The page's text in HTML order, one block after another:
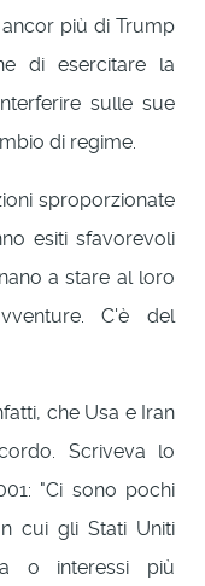
più di Trump
di esercitare la
sulle sue
di regime.
sproporzionate
esiti sfavorevoli
a stare al loro
C'è del
che Usa e Iran
Scriveva lo
"Ci sono pochi
cui gli Stati Uniti
o interessi più